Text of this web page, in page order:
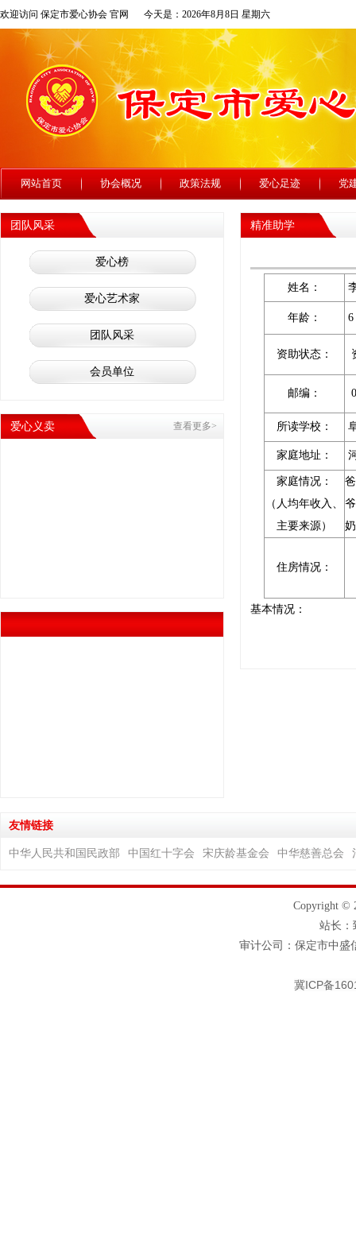
欢迎访问 保定市爱心协会 官网 今天是：2026年8月8日 星期六
网站首页 协会概况 政策法规 爱心足迹 党
团队风采
爱心榜
爱心艺术家
团队风采
会员单位
爱心义卖 查看更多>
精准助学
姓名：
年龄： 6
资助状态：
邮编： 0
所读学校：
家庭地址：
家庭情况：
（人均年收入、
主要来源）
住房情况：
基本情况：
友情链接
中华人民共和国民政部 中国红十字会 宋庆龄基金会 中华慈善总会
Copyright ©
站长
审计公司：保定市中盛
冀ICP备